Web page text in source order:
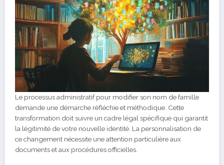
Le processus administratif pour modifier son nom de famille
demande une démarche réfléchie et méthodique. Cette
transformation doit suivre un cadre légal spécifique qui garantit
la légitimité de votre nouvelle identité. La personnalisation de
ce changement nécessite une attention particulière aux
documents et aux procédures officielles.